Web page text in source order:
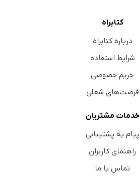
کتابراه
درباره کتابراه
شرایط استفاده
حریم خصوصی
فرصت‌های شغلی
خدمات مشتریان
پیام به پشتیبانی
راهنمای کاربران
تماس با ما